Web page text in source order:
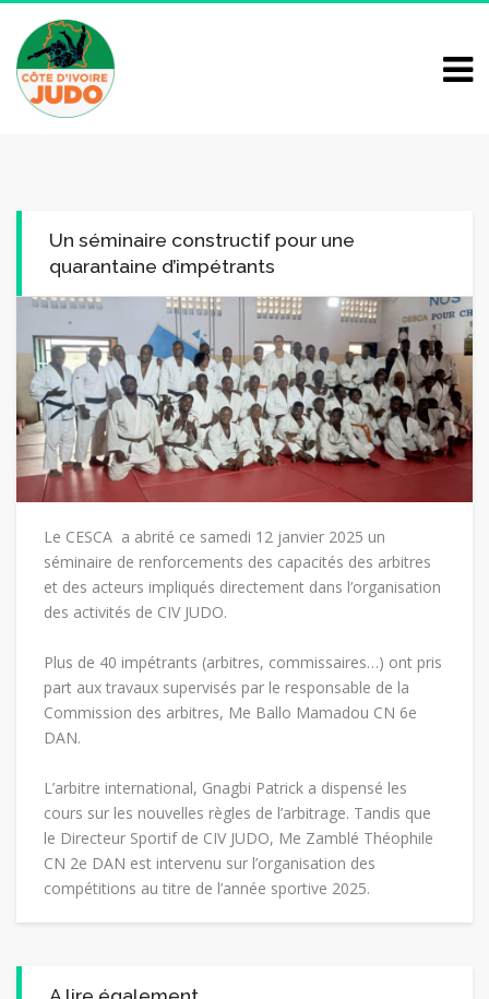
Un séminaire constructif pour une
quarantaine d’impétrants
Le CESCA a abrité ce samedi 12 janvier 2025 un
séminaire de renforcements des capacités des arbitres
et des acteurs impliqués directement dans l’organisation
des activités de CIV JUDO.
Plus de 40 impétrants (arbitres, commissaires…) ont pris
part aux travaux supervisés par le responsable de la
Commission des arbitres, Me Ballo Mamadou CN 6e
DAN.
L’arbitre international, Gnagbi Patrick a dispensé les
cours sur les nouvelles règles de l’arbitrage. Tandis que
le Directeur Sportif de CIV JUDO, Me Zamblé Théophile
CN 2e DAN est intervenu sur l’organisation des
compétitions au titre de l’année sportive 2025.